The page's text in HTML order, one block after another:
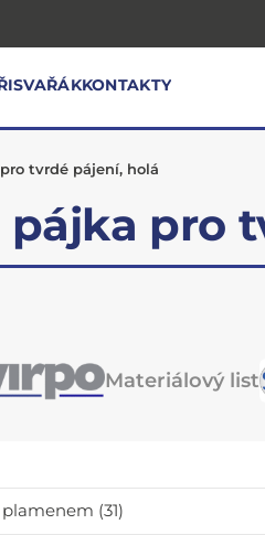
SVAŘÁKKONTAKTY
tvrdé pájení, holá
pro
Materiálový list
(31)